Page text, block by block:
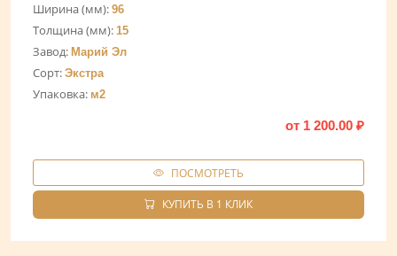
Ширина (мм): 96
Толщина (мм): 15
Завод: Марий Эл
Сорт: Экстра
Упаковка: м2
от 1 200.00 ₽
ПОСМОТРЕТЬ
КУПИТЬ В 1 КЛИК